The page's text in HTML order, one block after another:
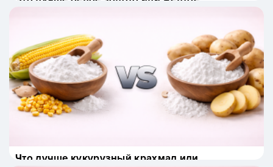
Что лучше кукурузный крахмал или